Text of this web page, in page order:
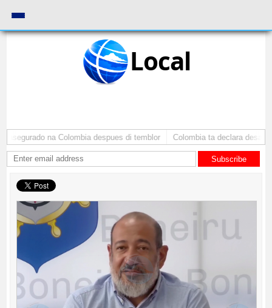
Local
na Colombia despues di temblor Colombia ta declara
Subscribe